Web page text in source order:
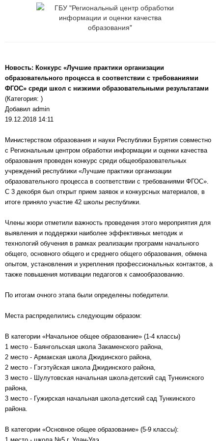
Новость: Конкурс «Лучшие практики организации
образовательного процесса в соответствии с требованиями
ФГОС» среди школ с низкими образовательными результатами
(Категория: )
Добавил admin
19.12.2018 14:11
Министерством образования и науки Республики Бурятия совместно
с Региональным центром обработки информации и оценки качества
образования проведен конкурс среди общеобразовательных
учреждений республики «Лучшие практики организации
образовательного процесса в соответствии с требованиями ФГОС».
С 3 декобря был открыт прием заявок и конкурсных материалов, в
итоге приняло участие 42 школы республики.
Члены жюри отметили важность проведения этого мероприятия для
выявления и поддержки наиболее эффективных методик и
технологий обучения в рамках реализации программ начального
общего, основного общего и среднего общего образования, обмена
опытом, установления и укрепления профессиональных контактов, а
также повышения мотивации педагогов к самообразованию.
По итогам очного этапа были определены победители.
Места распределились следующим образом:
В категории «Начальное общее образование» (1-4 классы)
1 место - Баянгольская школа Закаменского района,
2 место - Армакская школа Джидинского района,
2 место - Гэгэтуйская школа Джидинского района,
3 место - Шулутовская начальная школа-детский сад Тункинского
района,
3 место - Гужирская начальная школа-детский сад Тункинского
района.
В категории «Основное общее образование» (5-9 классы):